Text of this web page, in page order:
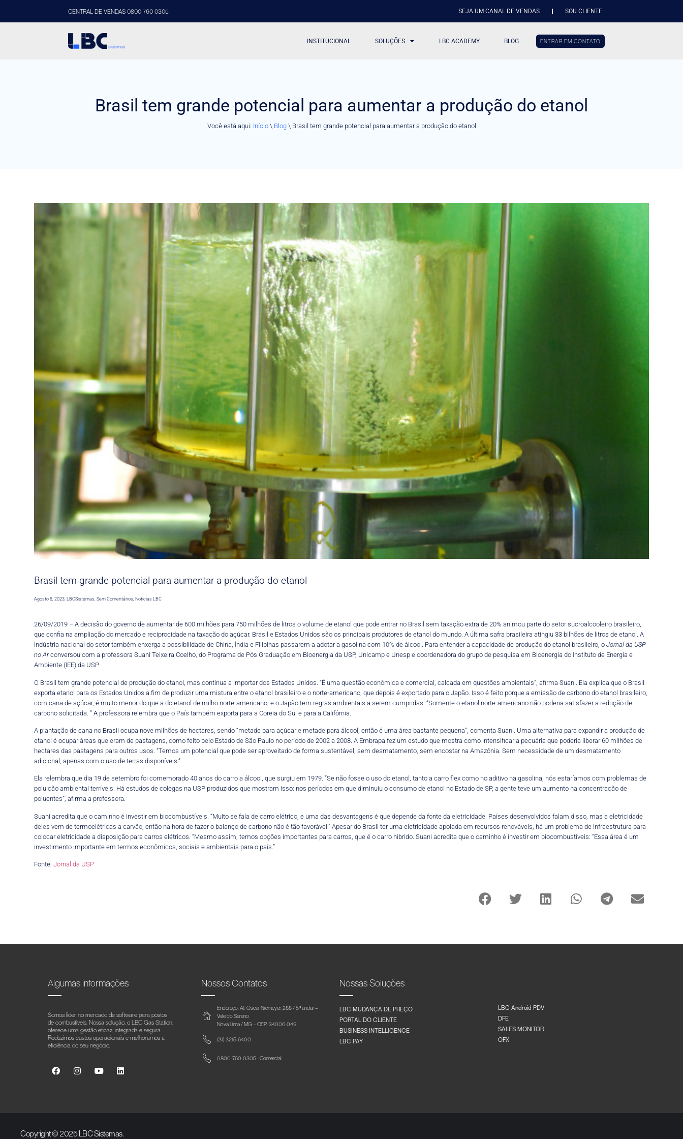
CENTRAL DE VENDAS 0800 760 0305 SEJA UM CANAL DE VENDAS SOU CLIENTE
INSTITUCIONAL SOLUÇÕES LBC ACADEMY BLOG ENTRAR EM CONTATO
Brasil tem grande potencial para aumentar a produção do etanol
Você está aqui: Início\ Blog\ Brasil tem grande potencial para aumentar a produção do etanol
Brasil tem grande potencial para aumentar a produção do etanol
Agosto 8, 2023 ,LBCSistemas Sem Comentários Noticias LBC
26/09/2019 – A decisão dogovernode aumentar de 600 milhões para 750 milhões de litros o volume de etanol que pode entrar no Brasil sem taxação extra de 20% animou parte do setor sucroalcooleiro brasileiro,
que confia na ampliação do mercado e reciprocidade na taxação do açúcar. Brasil e Estados Unidos são os principais produtores de etanol do mundo. A ú ltima safra brasileira atingiu 33 bi lhões de litros de etanol.A
indústria nacional do setortambém enxerga a possibilidade de China, Índia e Filipinas passarem a adotar a gasolina com 10% de álcool. Para entender a capacidade de produção do etanol brasileiro, oJornal da USP
no Arconversou com a professora Suani Teixeira Coelho, do Programa de Pós Graduação em Bioenergia da USP, Unicamp e Unesp e coordenadora do grupo de pesquisa em Bioenergia do Instituto de Energia e
Ambiente (IEE) da USP.
O Brasil tem grande potencial de produção do etanol, mas continua a importar dos Estados Unidos. “É uma questão econômica e comercial, calcada em questões ambientais”, afirma Suani. Ela explica que o Brasil
exporta etanol para os Estados Unidos a fim de produzir uma mistura entre o etanol brasileiro e o norte-americano, que depois é exportado para o Japão. Isso é feito porque a emissão de carbono do etanol brasileiro,
com cana de açúcar, é muito menor do que a do etanol de milho norte-americano, e o Japão tem regras ambientais a serem cumpridas. “Somente o etanol norte-americano não poderia satisfazer a redução de
carbono solicitada. ” A professora relembra que o País também exporta para a Coreia do Sul e para a Califórnia.
A plantação de cana no Brasil ocupa nove milhões de hectares, sendo “metade para açúcar e metade para álcool, então é uma área bastante pequena”, comenta Suani. Uma alternativa para expandir a produção de
etanol é ocupar áreas que eram de pastagens, como feito pelo Estado de São Paulo no período de 2002 a 2008. A Embrapa fez um estudo que mostra como intensificar a pecuária que poderia liberar 60 milhões de
hectares das pastagens para outros usos. “Temos um potencial que pode ser aproveitado de forma sustentável, sem desmatamento, sem encostar na Amazônia. Sem necessidade de um desmatamento
adicional, apenas com o uso de terras disponíveis.”
Ela relembra que dia 19 de setembro foi comemorado 40 anos do carro a álcool, que surgiu em 1979. “Se não fosse o uso do etanol, tanto a carro flex como no aditivo na gasolina, nós estaríamos com problemas de
poluição ambiental terríveis. Há estudos de colegas na USP produzidos que mostram isso: nos períodos em que diminuiu o consumo de etanol no Estado de SP, a gente teve um aumento na concentração de
poluentes”, afirma a professora.
Suani acredita que o caminho é investir em biocombustíveis. “Muito se fala de carro elétrico, e uma das desvantagens é que depende da fonte da eletricidade. Países desenvolvidos falam disso, mas a eletricidade
deles vem de termoelétricas a carvão, então na hora de fazer o balanço de carbono não é tão favorável.” Apesar do Brasil ter uma eletricidade apoiada em recursos renováveis, há um problema de infraestrutura para
colocar eletricidade a disposição para carros elétricos. “Mesmo assim, temos opções importantes para carros, que é o carro híbrido. Suani acredita que o caminho é investir em biocombustíveis: “Essa área é um
investimento importante em termos econômicos, sociais e ambientais para o país.”
Fonte:Jornal da USP
Algumas informações
Somos líder no mercado de software para postos
de combustíveis. Nossa solução, o LBC Gas Station,
oferece uma gestão eficaz, integrada e segura.
Reduzimos custos operacionais e melhoramos a
eficiência do seu negócio.
Nossos Contatos
Endereço: Al. Oscar Niemeyer, 288 / 5º andar –
Vale do Sereno
Nova Lima / MG – CEP: 34006-049
(31) 3215-6400
0800-760-0305 - Comercial
Nossas Soluções
LBC MUDANÇA DE PREÇO
PORTAL DO CLIENTE
BUSINESS INTELLIGENCE
LBC PAY
LBC Android PDV
DFE
SALES MONITOR
OFX
Copyright © 2025 LBC Sistemas.